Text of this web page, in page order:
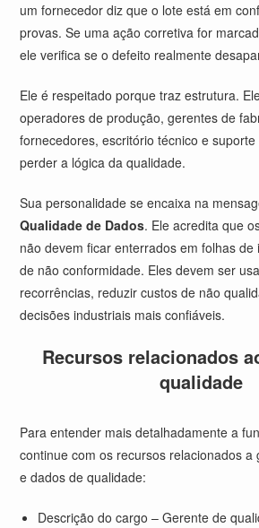
um fornecedor diz que o lote está em
provas. Se uma ação corretiva for
ele verifica se o defeito realmente
Ele é respeitado porque traz estrutura.
operadores de produção, gerentes de
fornecedores, escritório técnico e
perder a lógica da qualidade.
Sua personalidade se encaixa na
Qualidade de Dados. Ele acredita que
não devem ficar enterrados em folhas
de não conformidade. Eles devem ser
recorrências, reduzir custos de não
decisões industriais mais confiáveis.
Recursos relacionados
qualidade
Para entender mais detalhadamente a
continue com os recursos relacionados
e dados de qualidade:
Descrição do cargo – Gerente de